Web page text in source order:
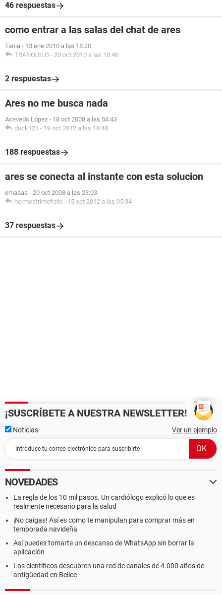
46 respuestas
como entrar a las salas del chat de ares
Tania - 13 ene 2010 a las 18:20
TRANQUILO - 20 oct 2010 a las 18:46
2 respuestas
Ares no me busca nada
Acevedo López - 18 oct 2008 a las 04:43
duck123 - 19 oct 2012 a las 18:48
188 respuestas
ares se conecta al instante con esta solucion
emaaaa - 20 oct 2008 a las 23:03
hermestrimefisto - 15 oct 2012 a las 05:34
37 respuestas
¡SUSCRÍBETE A NUESTRA NEWSLETTER!
Noticias Ver un ejemplo
NOVEDADES
La regla de los 10 mil pasos. Un cardiólogo explicó lo que es
realmente necesario para la salud
¡No caigas! Así es como te manipulan para comprar más en
temporada navideña
Así puedes tomarte un descanso de WhatsApp sin borrar la
aplicación
Los científicos descubren una red de canales de 4.000 años de
antigüedad en Belice